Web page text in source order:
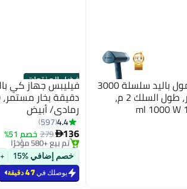
فيليبس جهاز كي بالبخار محمول باليد سلسلة 3000
- 20 جرام/دقيقة بخار مستمر، طول السلك 2 م،
صغير الحجم وقابل للطي، 100 ml 1000 W
أفضل المنتجات
رمادي/ أبيض
4.4
597
136
279خصم 51%
#1 في الكوايات
بتخلّص بسرعة
تم بيع +580 مؤخرًا
#1 في الكوايات
خصم إضافي %15 + 1
يوصلك في47 دقيقة